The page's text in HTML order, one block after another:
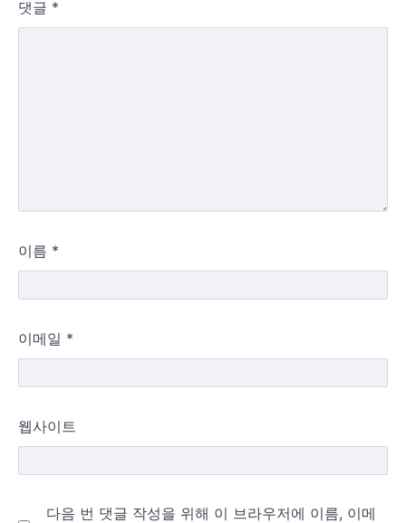
댓글 *
이름 *
이메일 *
웹사이트
다음 번 댓글 작성을 위해 이 브라우저에 이름, 이메